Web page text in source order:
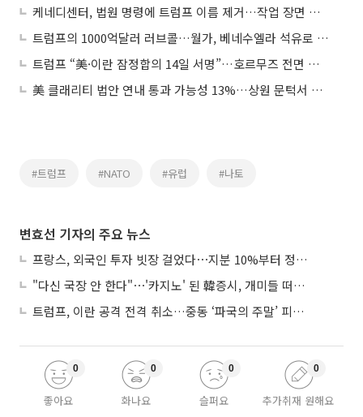
케네디센터, 법원 명령에 트럼프 이름 제거…작업 장면 인터넷서 생중계
트럼프의 1000억달러 러브콜…월가, 베네수엘라 석유로 몰린다
트럼프 “美·이란 잠정합의 14일 서명”…호르무즈 전면 개방 예고
美 클래리티 법안 연내 통과 가능성 13%…상원 문턱서 제동
#트럼프 #NATO #유럽 #나토
변효선 기자의 주요 뉴스
프랑스, 외국인 투자 빗장 걸었다⋯지분 10%부터 정부가 승인
"다신 국장 안 한다"⋯'카지노' 된 韓증시, 개미들 떠난다
트럼프, 이란 공격 전격 취소…중동 ‘파국의 주말’ 피했다
좋아요
0
화나요
0
슬퍼요
0
추가취재 원해요
0